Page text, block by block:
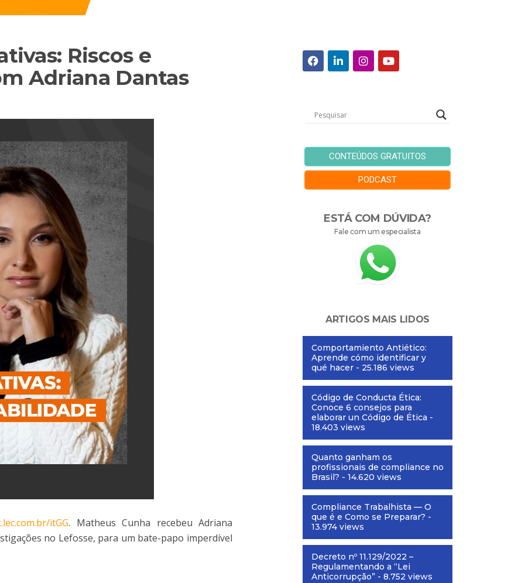
Riscos e
Adriana Dantas
itGG. Matheus Cunha recebeu Adriana
no Lefosse, para um bate-papo imperdível
CONTEÚDOS GRATUITOS
PODCAST
ESTÁ COM DÚVIDA?
Fale com um especialista
ARTIGOS MAIS LIDOS
Comportamiento Antiético:
Aprende cómo identificar y
qué hacer - 25.186 views
Código de Conducta Ética:
Conoce 6 consejos para
elaborar un Código de Ética -
18.403 views
Quanto ganham os
profissionais de compliance no
Brasil? - 14.620 views
Compliance Trabalhista — O
que é e Como se Preparar? -
13.974 views
Decreto nº 11.129/2022 –
Regulamentando a “Lei
Anticorrupção” - 8.752 views